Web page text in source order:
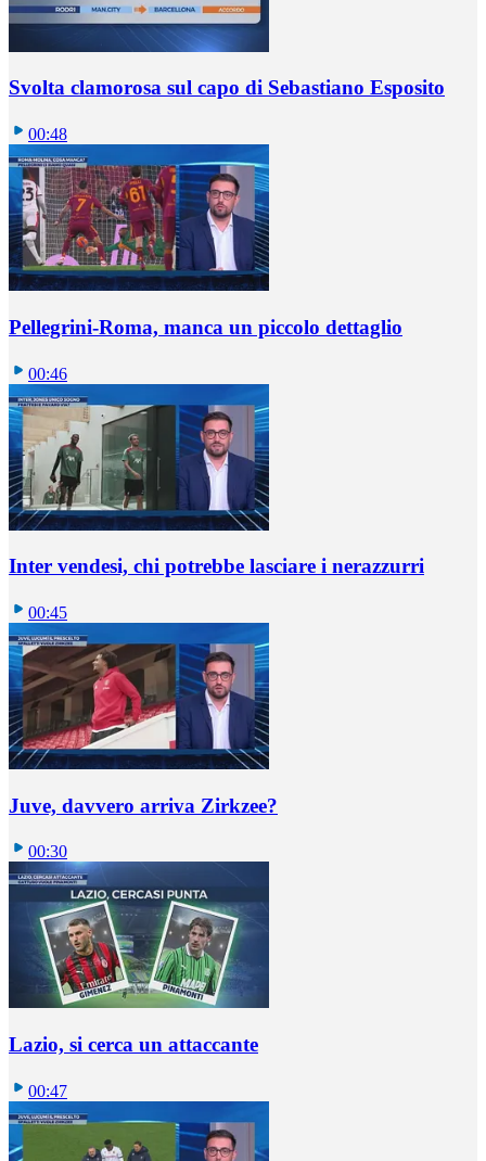
Svolta clamorosa sul capo di Sebastiano Esposito
00:48
Pellegrini-Roma, manca un piccolo dettaglio
00:46
Inter vendesi, chi potrebbe lasciare i nerazzurri
00:45
Juve, davvero arriva Zirkzee?
00:30
Lazio, si cerca un attaccante
00:47